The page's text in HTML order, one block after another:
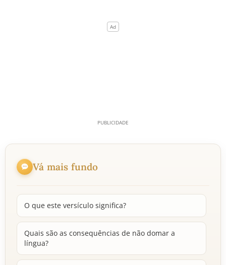
Vá mais fundo
O que este versículo significa?
Quais são as consequências de não domar a
língua?